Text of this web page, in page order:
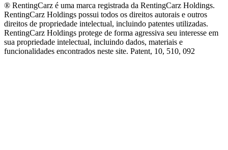
® RentingCarz é uma marca registrada da RentingCarz Holdings.
RentingCarz Holdings possui todos os direitos autorais e outros
direitos de propriedade intelectual, incluindo patentes utilizadas.
RentingCarz Holdings protege de forma agressiva seu interesse em
sua propriedade intelectual, incluindo dados, materiais e
funcionalidades encontrados neste site. Patent, 10, 510, 092